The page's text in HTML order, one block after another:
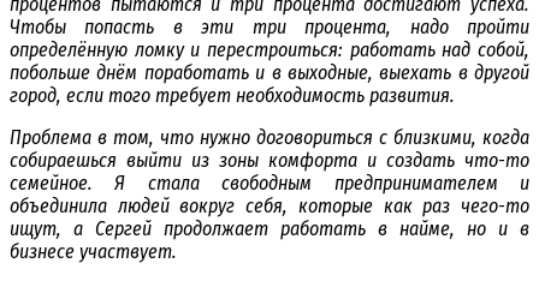
Чтобы попасть в эти три процента, надо пройти
определённую ломку и перестроиться: работать над собой,
побольше днём поработать и в выходные, выехать в другой
город, если того требует необходимость развития.
Проблема в том, что нужно договориться с близкими, когда
собираешься выйти из зоны комфорта и создать что-то
семейное. Я стала свободным предпринимателем и
объединила людей вокруг себя, которые как раз чего-то
ищут, а Сергей продолжает работать в найме, но и в
бизнесе участвует.